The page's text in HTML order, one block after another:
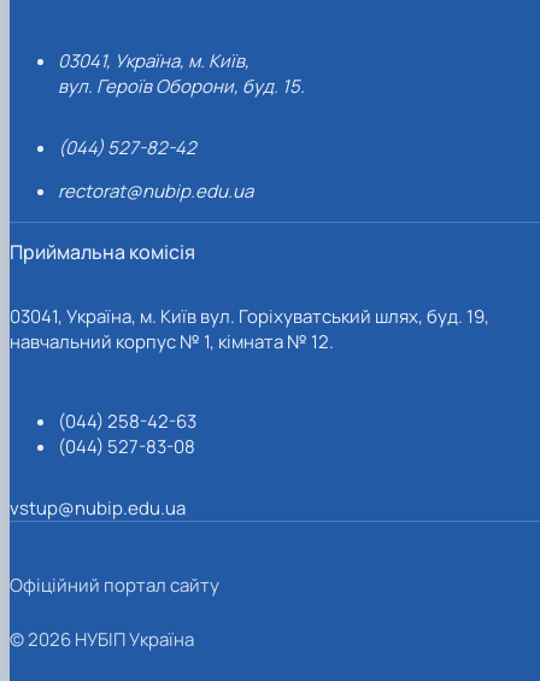
03041, Україна, м. Київ,
вул. Героїв Оборони, буд. 15.
(044) 527-82-42
rectorat@nubip.edu.ua
Приймальна комісія
03041, Україна, м. Київ вул. Горіхуватський шлях, буд. 19,
навчальний корпус № 1, кімната № 12.
(044) 258-42-63
(044) 527-83-08
vstup@nubip.edu.ua
Офіційний портал сайту
© 2026 НУБІП Україна